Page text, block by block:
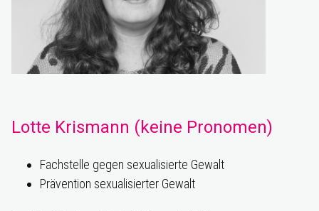
Lotte Krismann (keine Pronomen)
Fachstelle gegen sexualisierte Gewalt
Prävention sexualisierter Gewalt